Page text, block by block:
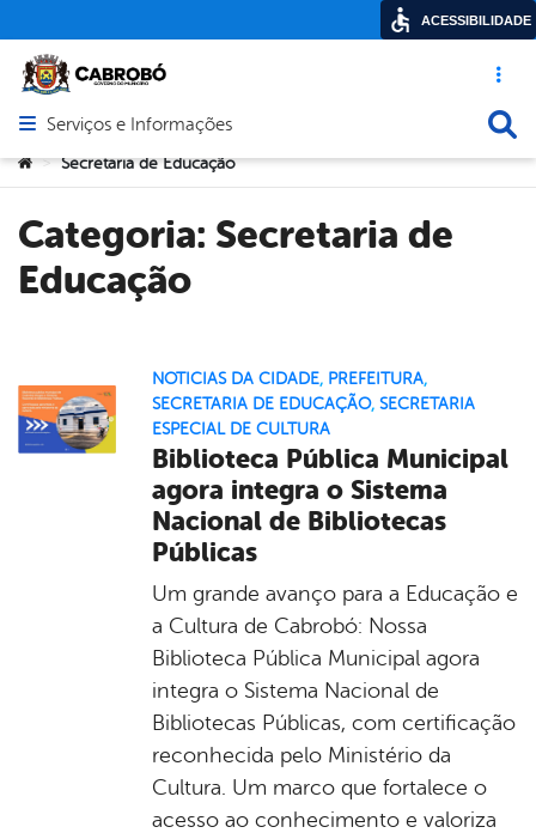
Acesso
Abrir menu principal de navegação
Serviços e Informações
Você está aqui:
> Secretaria de Educação
Categoria: Secretaria de
Educação
NOTICIAS DA CIDADE, PREFEITURA,
SECRETARIA DE EDUCAÇÃO, SECRETARIA
ESPECIAL DE CULTURA
Biblioteca Pública Municipal
agora integra o Sistema
Nacional de Bibliotecas
Públicas
Um grande avanço para a Educação e
a Cultura de Cabrobó: Nossa
Biblioteca Pública Municipal agora
integra o Sistema Nacional de
Bibliotecas Públicas, com certificação
reconhecida pelo Ministério da
Cultura. Um marco que fortalece o
acesso ao conhecimento e valoriza
ACESSIBILIDADE